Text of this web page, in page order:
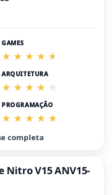
GAMES
ARQUITETURA
PROGRAMAÇÃO
completa
Nitro V15 ANV15-